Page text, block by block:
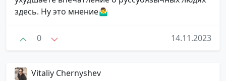
здесь. Ну это мнение🤷‍♂
0 14.11.2023
Vitaliy Chernyshev